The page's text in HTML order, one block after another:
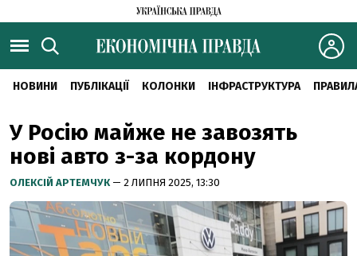
НОВИНИ ПУБЛІКАЦІЇ КОЛОНКИ ІНФРАСТРУКТУРА
У Росію майже не завозять
нові авто з-за кордону
ОЛЕКСІЙ АРТЕМЧУК — 2 ЛИПНЯ 2025, 13:30